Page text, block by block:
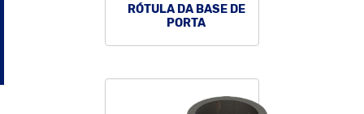
RÓTULA DA BASE DE
PORTA